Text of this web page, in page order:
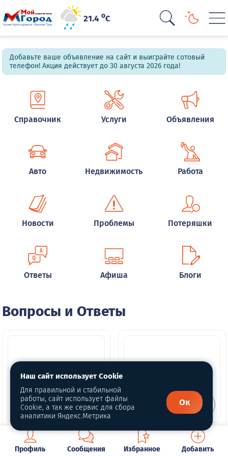
21.4oC
Добавьте ваше объявление на сайт и выиграйте сотовый
телефон! Акция действует до 30 августа 2026 года!
Справочник Услуги Объявления
Авто Недвижимость Работа
Новости Проблемы Потеряшки
Ответы Афиша Блоги
Вопросы и Ответы
Кого пригласить в
студию
Вопрос в прямой
эфир
Профиль Сообщения Избранное Добавить
Наш сайт использует Cookie
Для правильной и стабильной
работы, сайт использует файлы
Cookie, а так же сервис для сбора
аналитики Яндекс.Метрика
Ок